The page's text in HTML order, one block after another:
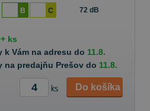
B C 72 dB
ks
k Vám na adresu do 11.8.
na predajňu Prešov do 11.8.
ks Do košíka